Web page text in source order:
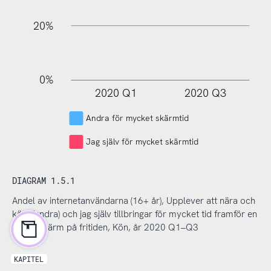
20%
0%
2020 Q1 2020 Q3
Andra för mycket skärmtid
Jag själv för mycket skärmtid
DIAGRAM 1.5.1
Andel av internetanvändarna (16+ år), Upplever att nära och
kära (andra) och jag själv tillbringar för mycket tid framför en
digital skärm på fritiden, Kön, år 2020 Q1–Q3
KAPITEL